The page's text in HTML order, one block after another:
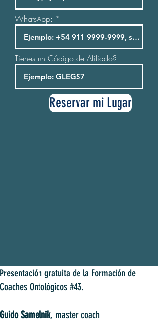
WhatsApp:
Tienes un Código de Afiliado?
Reservar mi Lugar
Presentación gratuita de la Formación de
Coaches Ontológicos #43.
Guido Samelnik, master coach